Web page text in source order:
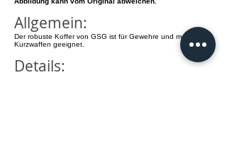
Allgemein:
Der robuste Koffer von GSG ist für Gewehre und mehrere
Kurzwaffen geeignet.
Details: